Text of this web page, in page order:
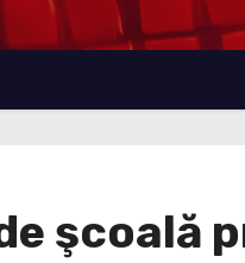
şcoală